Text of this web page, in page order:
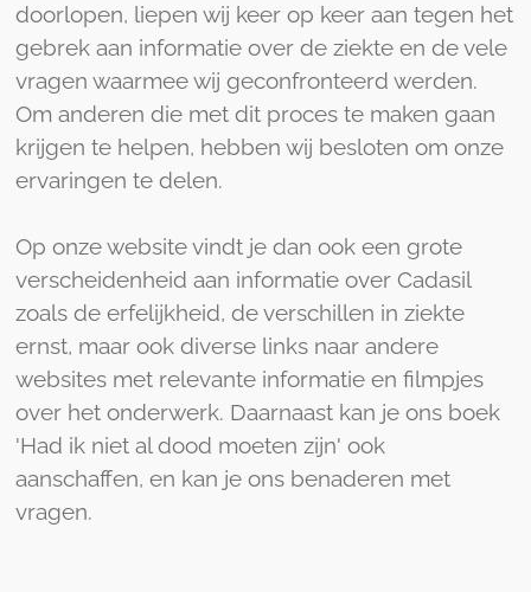
doorlopen, liepen wij keer op keer aan tegen het
gebrek aan informatie over de ziekte en de vele
vragen waarmee wij geconfronteerd werden.
Om anderen die met dit proces te maken gaan
krijgen te helpen, hebben wij besloten om onze
ervaringen te delen.
Op onze website vindt je dan ook een grote
verscheidenheid aan informatie over Cadasil
zoals de erfelijkheid, de verschillen in ziekte
ernst, maar ook diverse links naar andere
websites met relevante informatie en filmpjes
over het onderwerk. Daarnaast kan je ons boek
'Had ik niet al dood moeten zijn' ook
aanschaffen, en kan je ons benaderen met
vragen.